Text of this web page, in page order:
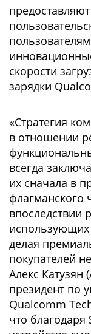
скорости
зарядки
«Стратегия
в отношении
всегда
их сначала в
флагманского
впоследствии
использующих
делая
покупателей
Алекс Катузян
президент по
Qualcomm
что благодаря